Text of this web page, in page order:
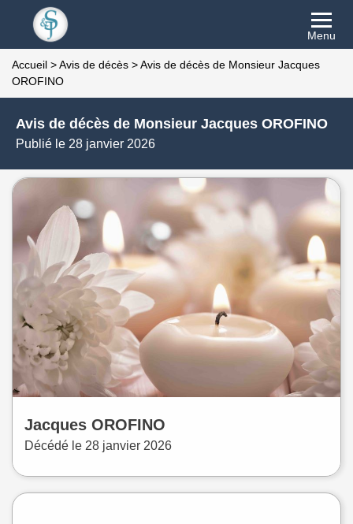
Menu
Accueil >Avis de décès >Avis de décès de Monsieur Jacques
OROFINO
Avis de décès de Monsieur Jacques OROFINO
Publié le 28 janvier 2026
Jacques OROFINO
Décédé le 28 janvier 2026